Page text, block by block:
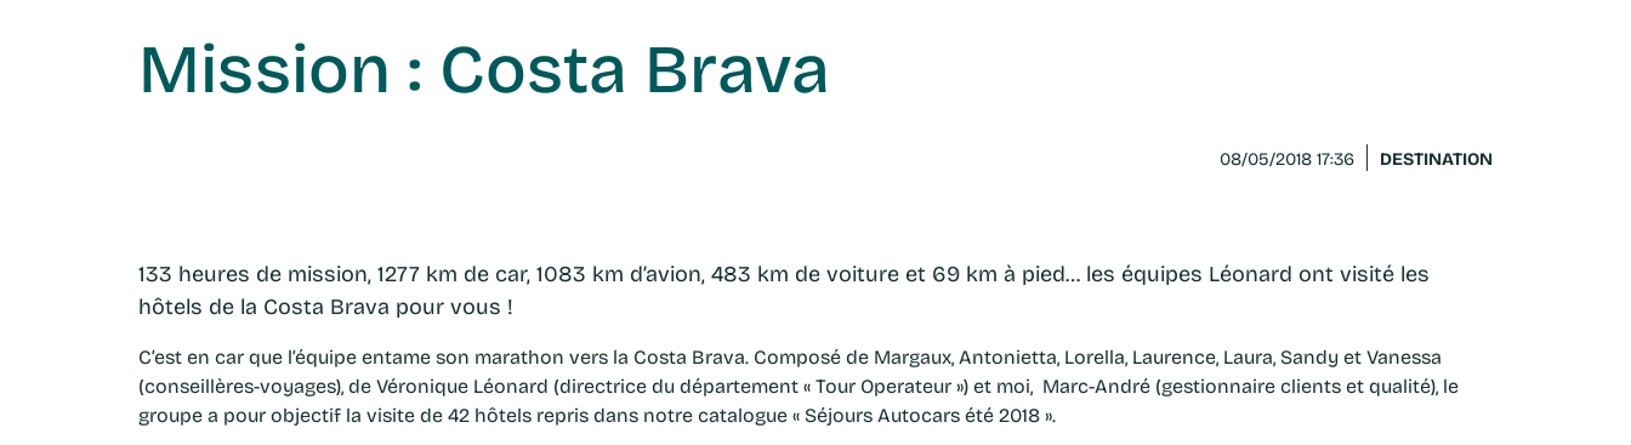
Mission : Costa Brava
08/05/2018 17:36 DESTINATION
133 heures de mission, 1277 km de car, 1083 km d’avion, 483 km de voiture et 69 km à pied… les équipes Léonard ont visité les
hôtels de la Costa Brava pour vous !
C’est en car que l’équipe entame son marathon vers la Costa Brava. Composé de Margaux, Antonietta, Lorella, Laurence, Laura, Sandy et Vanessa
(conseillères-voyages), de Véronique Léonard (directrice du département « Tour Operateur ») et moi, Marc-André (gestionnaire clients et qualité), le
groupe a pour objectif la visite de 42 hôtels repris dans notre catalogue « Séjours Autocars été 2018 ».